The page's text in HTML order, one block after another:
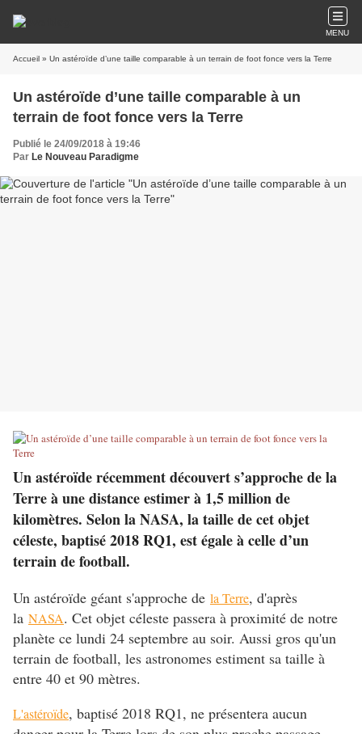
MENU
Accueil » Un astéroïde d’une taille comparable à un terrain de foot fonce vers la Terre
Un astéroïde d’une taille comparable à un
terrain de foot fonce vers la Terre
Publié le 24/09/2018 à 19:46
Par Le Nouveau Paradigme
Un astéroïde récemment découvert s’approche de la
Terre à une distance estimer à 1,5 million de
kilomètres. Selon la NASA, la taille de cet objet
céleste, baptisé 2018 RQ1, est égale à celle d’un
terrain de football.
Un astéroïde géant s'approche de la Terre, d'après
la NASA. Cet objet céleste passera à proximité de notre
planète ce lundi 24 septembre au soir. Aussi gros qu'un
terrain de football, les astronomes estiment sa taille à
entre 40 et 90 mètres.
L'astéroïde, baptisé 2018 RQ1, ne présentera aucun